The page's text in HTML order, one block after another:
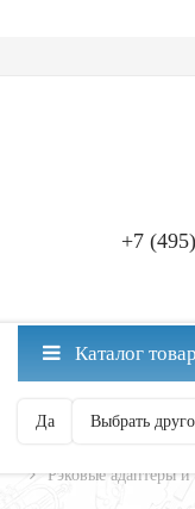
+7
Нижний Новгород
Да Выбрать
Каталог
Главная Всё для
Запчасти и
Рэковые адаптеры